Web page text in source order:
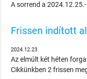
A sorrend a
Frissen indított
2024.12.23
Az elmúlt két héten
Cikkünkben 2 frissen